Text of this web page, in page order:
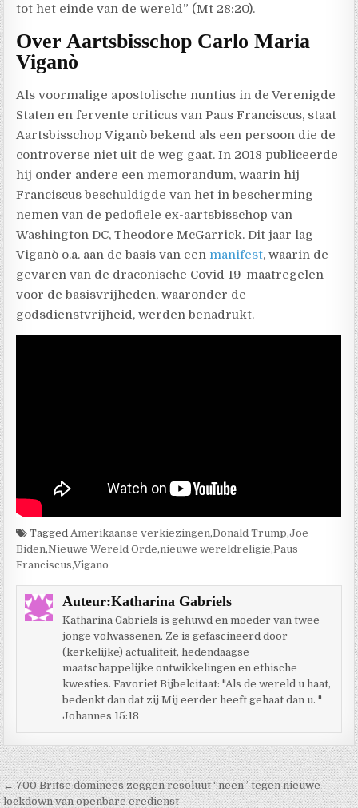
tot het einde van de wereld” (Mt 28:20).
Over Aartsbisschop Carlo Maria
Viganò
Als voormalige apostolische nuntius in de Verenigde
Staten en fervente criticus van Paus Franciscus, staat
Aartsbisschop Viganò bekend als een persoon die de
controverse niet uit de weg gaat. In 2018 publiceerde
hij onder andere een memorandum, waarin hij
Franciscus beschuldigde van het in bescherming
nemen van de pedofiele ex-aartsbisschop van
Washington DC, Theodore McGarrick. Dit jaar lag
Viganò o.a. aan de basis van een manifest, waarin de
gevaren van de draconische Covid 19-maatregelen
voor de basisvrijheden, waaronder de
godsdienstvrijheid, werden benadrukt.
Tagged Amerikaanse verkiezingen,Donald Trump,Joe
Biden,Nieuwe Wereld Orde,nieuwe wereldreligie,Paus
Franciscus,Vigano
Auteur:Katharina Gabriels
Katharina Gabriels is gehuwd en moeder van twee
jonge volwassenen. Ze is gefascineerd door
(kerkelijke) actualiteit, hedendaagse
maatschappelijke ontwikkelingen en ethische
kwesties. Favoriet Bijbelcitaat: "Als de wereld u haat,
bedenkt dan dat zij Mij eerder heeft gehaat dan u. "
Johannes 15:18
Berichtnavigatie
← 700 Britse dominees zeggen resoluut “neen” tegen nieuwe
lockdown van openbare eredienst